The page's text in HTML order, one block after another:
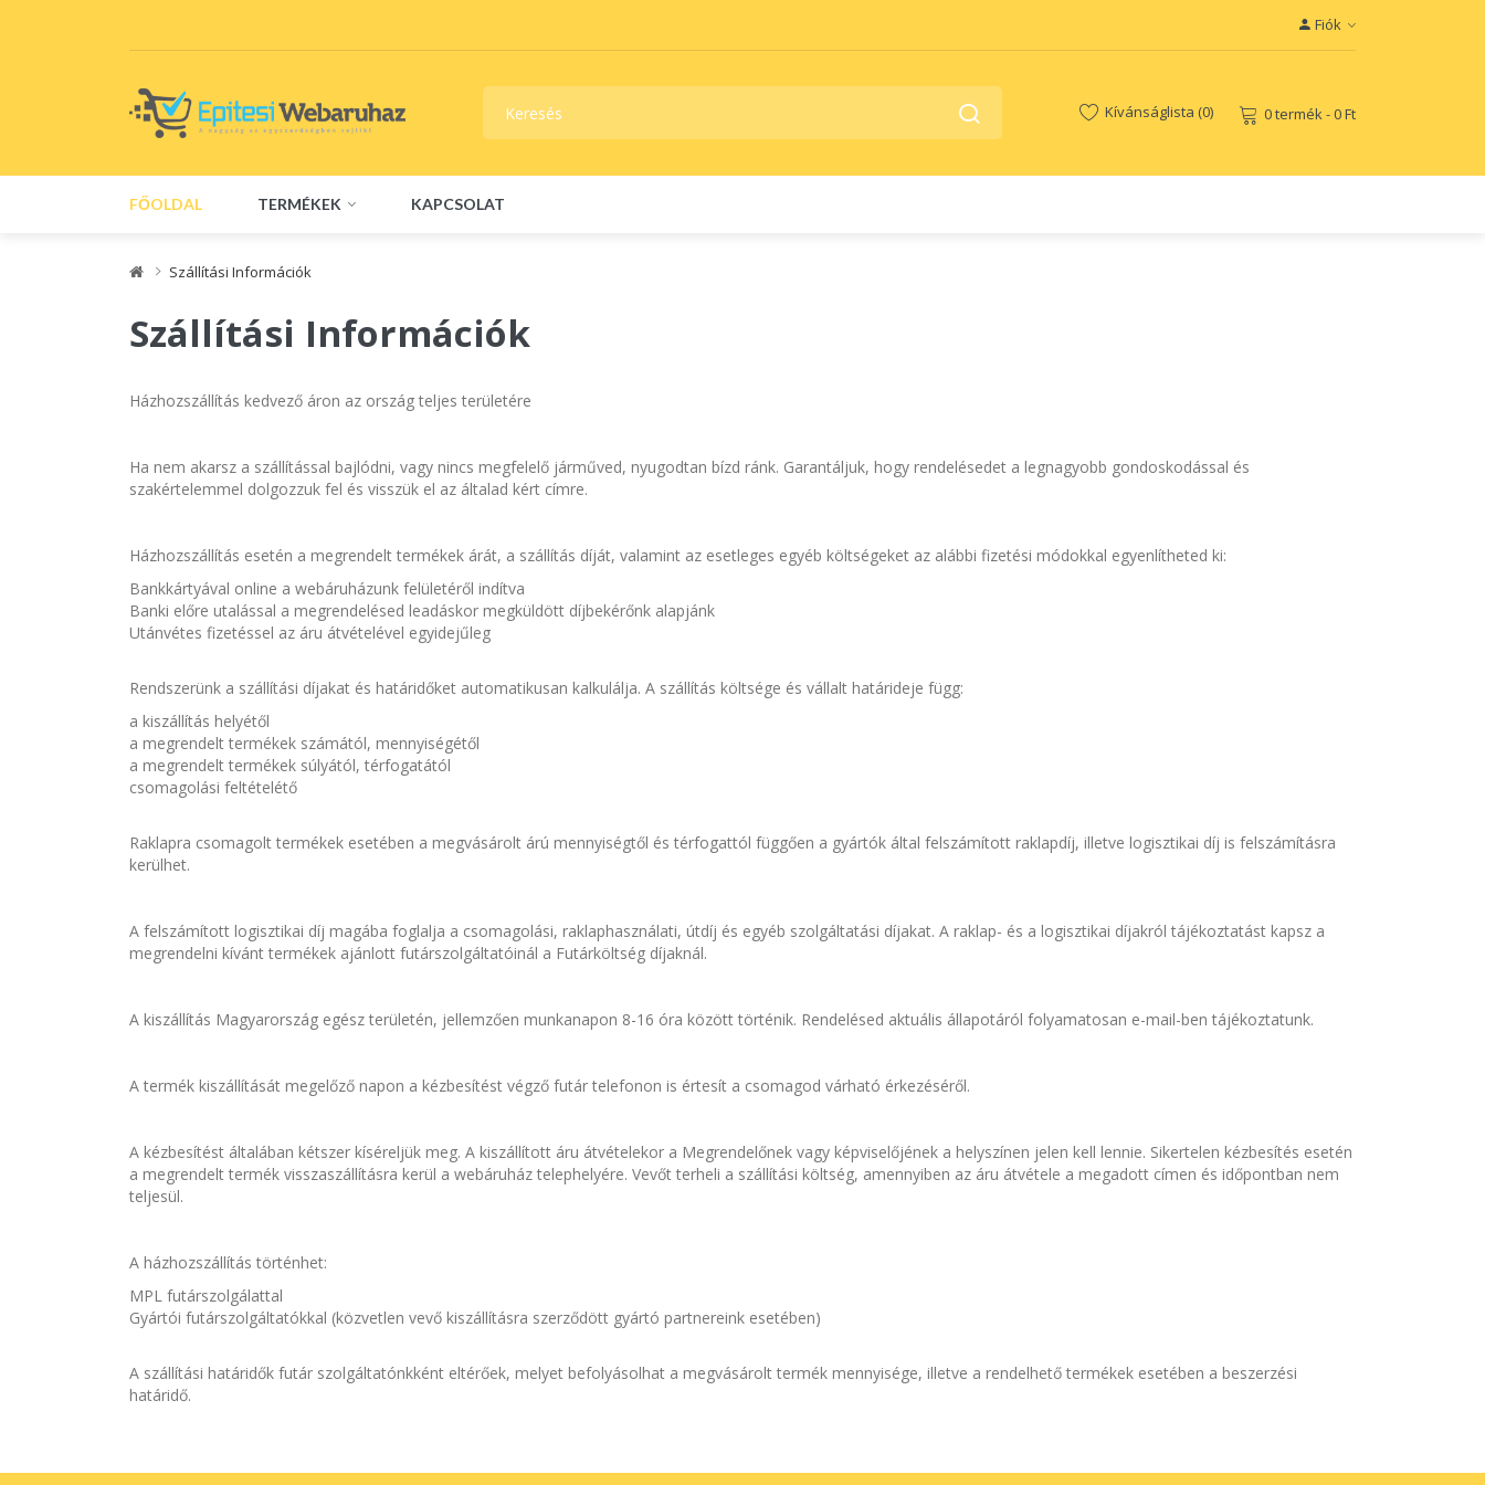
Fiók
Kívánságlista (0) 0 termék - 0 Ft
FŐOLDAL TERMÉKEK KAPCSOLAT
Szállítási Információk
Szállítási Információk
Házhozszállítás kedvező áron az ország teljes területére
Ha nem akarsz a szállítással bajlódni, vagy nincs megfelelő járműved, nyugodtan bízd ránk. Garantáljuk, hogy rendelésedet a legnagyobb gondoskodással és
szakértelemmel dolgozzuk fel és visszük el az általad kért címre.
Házhozszállítás esetén a megrendelt termékek árát, a szállítás díját, valamint az esetleges egyéb költségeket az alábbi fizetési módokkal egyenlítheted ki:
Bankkártyával online a webáruházunk felületéről indítva
Banki előre utalással a megrendelésed leadáskor megküldött díjbekérőnk alapjánk
Utánvétes fizetéssel az áru átvételével egyidejűleg
Rendszerünk a szállítási díjakat és határidőket automatikusan kalkulálja. A szállítás költsége és vállalt határideje függ:
a kiszállítás helyétől
a megrendelt termékek számától, mennyiségétől
a megrendelt termékek súlyától, térfogatától
csomagolási feltételétő
Raklapra csomagolt termékek esetében a megvásárolt árú mennyiségtől és térfogattól függően a gyártók által felszámított raklapdíj, illetve logisztikai díj is felszámításra
kerülhet.
A felszámított logisztikai díj magába foglalja a csomagolási, raklaphasználati, útdíj és egyéb szolgáltatási díjakat. A raklap- és a logisztikai díjakról tájékoztatást kapsz a
megrendelni kívánt termékek ajánlott futárszolgáltatóinál a Futárköltség díjaknál.
A kiszállítás Magyarország egész területén, jellemzően munkanapon 8-16 óra között történik. Rendelésed aktuális állapotáról folyamatosan e-mail-ben tájékoztatunk.
A termék kiszállítását megelőző napon a kézbesítést végző futár telefonon is értesít a csomagod várható érkezéséről.
A kézbesítést általában kétszer kíséreljük meg. A kiszállított áru átvételekor a Megrendelőnek vagy képviselőjének a helyszínen jelen kell lennie. Sikertelen kézbesítés esetén
a megrendelt termék visszaszállításra kerül a webáruház telephelyére. Vevőt terheli a szállítási költség, amennyiben az áru átvétele a megadott címen és időpontban nem
teljesül.
A házhozszállítás történhet:
MPL futárszolgálattal
Gyártói futárszolgáltatókkal (közvetlen vevő kiszállításra szerződött gyártó partnereink esetében)
A szállítási határidők futár szolgáltatónkként eltérőek, melyet befolyásolhat a megvásárolt termék mennyisége, illetve a rendelhető termékek esetében a beszerzési
határidő.